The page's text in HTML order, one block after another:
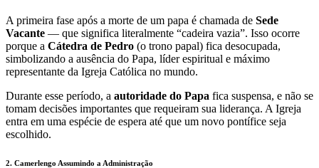
A primeira fase após a morte de um papa é chamada de Sede
Vacante — que significa literalmente “cadeira vazia”. Isso ocorre
porque a Cátedra de Pedro (o trono papal) fica desocupada,
simbolizando a ausência do Papa, líder espiritual e máximo
representante da Igreja Católica no mundo.
Durante esse período, a autoridade do Papa fica suspensa, e não se
tomam decisões importantes que requeiram sua liderança. A Igreja
entra em uma espécie de espera até que um novo pontífice seja
escolhido.
2. Camerlengo Assumindo a Administração